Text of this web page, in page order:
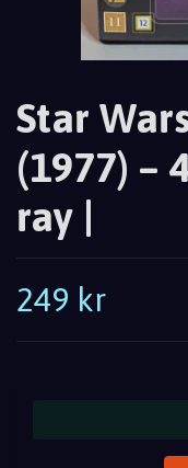
Star
(1977) –
ray |
249 kr